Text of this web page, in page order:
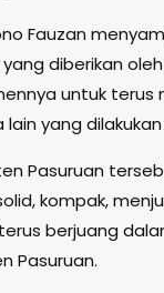
Fauzan
diberikan
untuk terus
yang
Pasuruan
kompak,
berjuang
Pasuruan.